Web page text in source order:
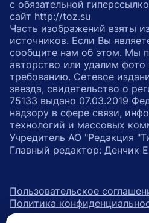
с обязательной
сайт http://toz.su
Часть изображений взяты
источников. Если Вы
сообщите нам об этом. Мы
авторство или удалим
требованию. Сетевое
звезда, свидетельство о
75133 выдано 07.03.2019
надзору в сфере связи,
технологий и массовых
Учредитель АО "Редакция
Главный редактор: Денчик
Пользовательское
Политика